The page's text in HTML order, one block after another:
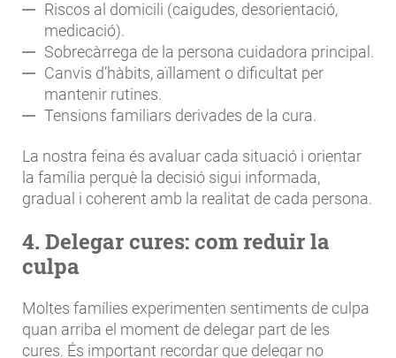
Riscos al domicili (caigudes, desorientació,
medicació).
Sobrecàrrega de la persona cuidadora principal.
Canvis d’hàbits, aïllament o dificultat per
mantenir rutines.
Tensions familiars derivades de la cura.
La nostra feina és avaluar cada situació i orientar
la família perquè la decisió sigui informada,
gradual i coherent amb la realitat de cada persona.
4. Delegar cures: com reduir la
culpa
Moltes famílies experimenten sentiments de culpa
quan arriba el moment de delegar part de les
cures. És important recordar que delegar no